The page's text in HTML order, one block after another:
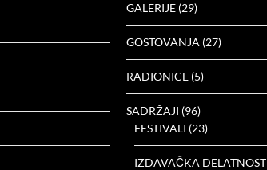
GALERIJE (29)
GOSTOVANJA (27)
RADIONICE (5)
SADRŽAJI (96)
FESTIVALI (23)
IZDAVAČKA DELATNOST